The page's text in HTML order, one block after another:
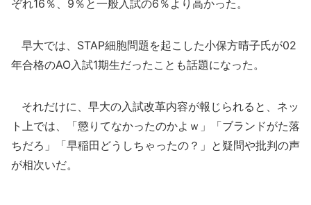
ぞれ16％、9％と一般入試の6％より高かった。
早大では、STAP細胞問題を起こした小保方晴子氏が02
年合格のAO入試1期生だったことも話題になった。
それだけに、早大の入試改革内容が報じられると、ネッ
ト上では、「懲りてなかったのかよｗ」「ブランドがた落
ちだろ」「早稲田どうしちゃったの？」と疑問や批判の声
が相次いだ。